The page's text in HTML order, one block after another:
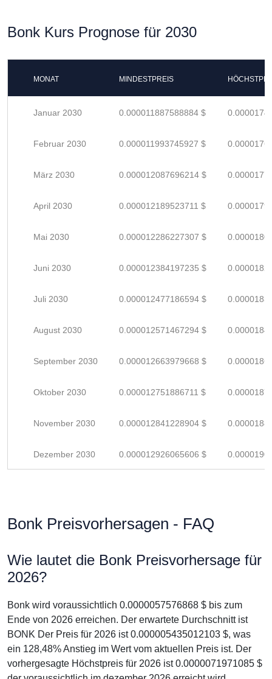
Bonk Kurs Prognose für 2030
MONAT MINDESTPREIS
Januar 2030 0.000011887588884 $
Februar 2030 0.000011993745927 $
März 2030 0.000012087696214 $
April 2030 0.000012189523711 $
Mai 2030 0.000012286227307 $
Juni 2030 0.000012384197235 $
Juli 2030 0.000012477186594 $
August 2030 0.000012571467294 $
September 2030 0.000012663979668 $
Oktober 2030 0.000012751886711 $
November 2030 0.000012841228904 $
Dezember 2030 0.000012926065606 $
Bonk Preisvorhersagen - FAQ
Wie lautet die Bonk Preisvorhersage für
2026?
Bonk wird voraussichtlich 0.0000057576868 $ bis zum
Ende von 2026 erreichen. Der erwartete Durchschnitt ist
BONK Der Preis für 2026 ist 0.000005435012103 $, was
ein 128,48% Anstieg im Wert vom aktuellen Preis ist. Der
vorhergesagte Höchstpreis für 2026 ist 0.0000071971085 $